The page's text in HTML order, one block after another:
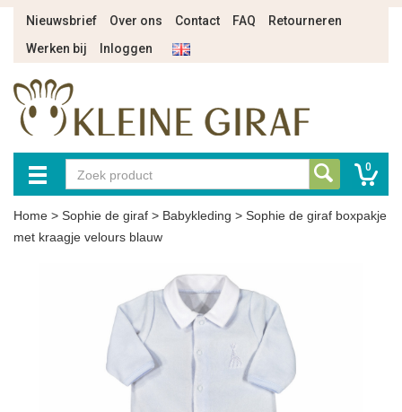
Nieuwsbrief Over ons Contact FAQ
Retourneren
Werken bij
Inloggen
0
Home > Sophie de giraf > Babykleding > Sophie de giraf boxpakje
met kraagje velours blauw